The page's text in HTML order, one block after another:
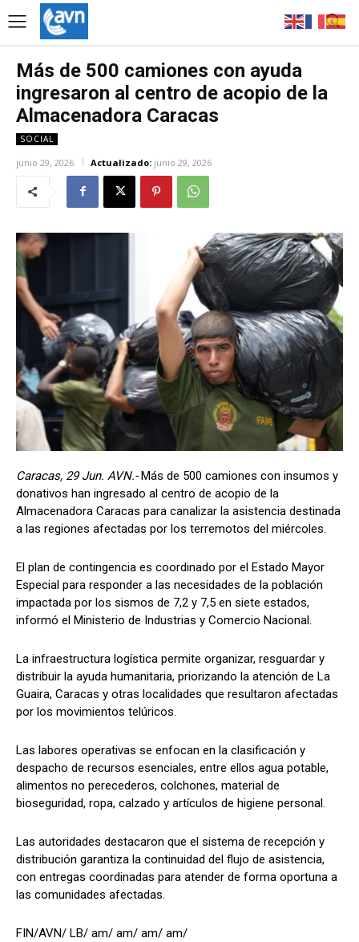
Más de 500 camiones con ayuda
ingresaron al centro de acopio de la
Almacenadora Caracas
SOCIAL
junio 29, 2026 Actualizado: junio 29, 2026
Caracas, 29 Jun. AVN.-Más de 500 camiones con insumos y
donativos han ingresado al centro de acopio de la
Almacenadora Caracas para canalizar la asistencia destinada
a las regiones afectadas por los terremotos del miércoles.
El plan de contingencia es coordinado por el Estado Mayor
Especial para responder a las necesidades de la población
impactada por los sismos de 7,2 y 7,5 en siete estados,
informó el Ministerio de Industrias y Comercio Nacional.
La infraestructura logística permite organizar, resguardar y
distribuir la ayuda humanitaria, priorizando la atención de La
Guaira, Caracas y otras localidades que resultaron afectadas
por los movimientos telúricos.
Las labores operativas se enfocan en la clasificación y
despacho de recursos esenciales, entre ellos agua potable,
alimentos no perecederos, colchones, material de
bioseguridad, ropa, calzado y artículos de higiene personal.
Las autoridades destacaron que el sistema de recepción y
distribución garantiza la continuidad del flujo de asistencia,
con entregas coordinadas para atender de forma oportuna a
las comunidades afectadas.
FIN/AVN/ LB/ am/ am/ am/ am/